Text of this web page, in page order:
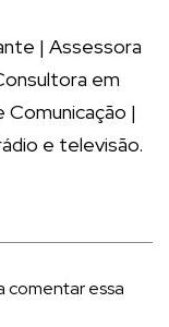
| Assessora
em
|
e televisão.
comentar essa